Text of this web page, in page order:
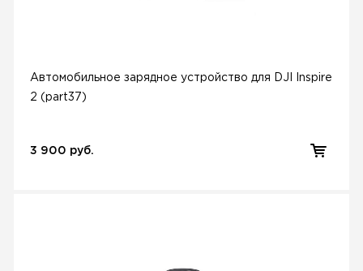
Автомобильное зарядное устройство для DJI Inspire
2 (part37)
3 900 руб.